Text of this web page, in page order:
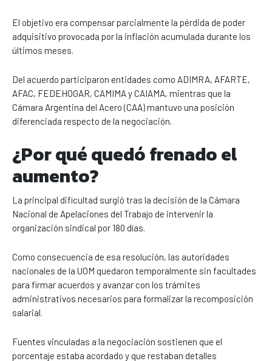
El objetivo era compensar parcialmente la pérdida de poder
adquisitivo provocada por la inflación acumulada durante los
últimos meses.
Del acuerdo participaron entidades como ADIMRA, AFARTE,
AFAC, FEDEHOGAR, CAMIMA y CAIAMA, mientras que la
Cámara Argentina del Acero (CAA) mantuvo una posición
diferenciada respecto de la negociación.
¿Por qué quedó frenado el
aumento?
La principal dificultad surgió tras la decisión de la Cámara
Nacional de Apelaciones del Trabajo de intervenir la
organización sindical por 180 días.
Como consecuencia de esa resolución, las autoridades
nacionales de la UOM quedaron temporalmente sin facultades
para firmar acuerdos y avanzar con los trámites
administrativos necesarios para formalizar la recomposición
salarial.
Fuentes vinculadas a la negociación sostienen que el
porcentaje estaba acordado y que restaban detalles